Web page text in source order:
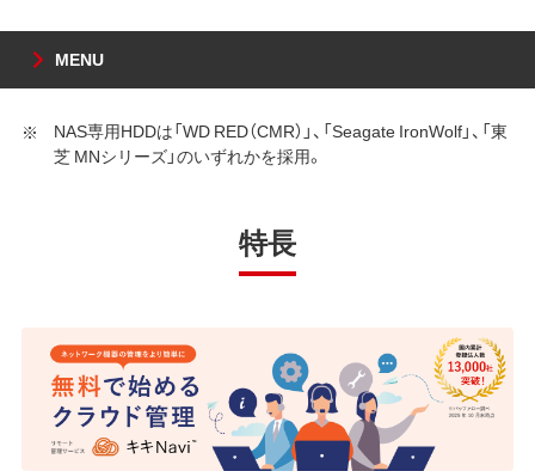
MENU
NAS専用HDDは「WD RED（CMR）」、「Seagate IronWolf」、「東
芝 MNシリーズ」のいずれかを採用。
特長